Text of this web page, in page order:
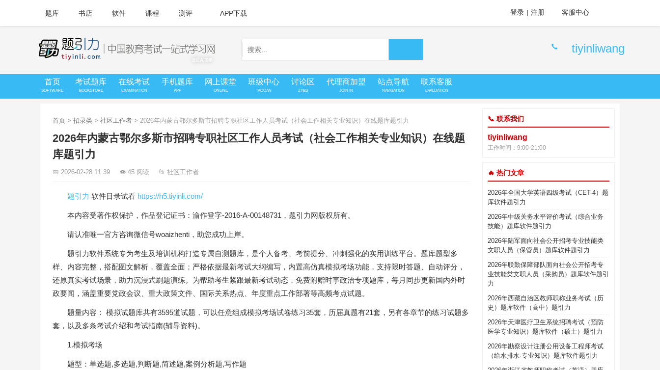
题库 书店 软件 课程 测评 APP下载 登录 | 注册 客服中心
tiyinliwang
首页
SOFTWARE
考试题库
BOOKSTORE
在线考试
EXAMINATION
手机题库
APP
网上课堂
ONLINE
班级中心
TAOCAN
讨论区
ZYBD
代理商加盟
JOIN IN
站点导航
NAVIGATION
联系客服
EVALUATION
首页 > 招录类 > 社区工作者 > 2026年内蒙古鄂尔多斯市招聘专职社区工作人员考试（社会工作相关专业知识）在线题库题引力
2026年内蒙古鄂尔多斯市招聘专职社区工作人员考试（社会工作相关专业知识）在线题
库题引力
📅 2026-02-28 11:39 👁 45 阅读 📂 社区工作者
题引力 软件目录试看 https://h5.tiyinli.com/
本内容受著作权保护，作品登记证书：渝作登字-2016-A-00148731，题引力网版权所有。
请认准唯一官方咨询微信号woaizhenti，助您成功上岸。
题引力软件系统专为考生及培训机构打造专属自测题库，是个人备考、考前提分、冲刺强化的实用训练平台。题库题型多
样、内容完整，搭配图文解析，覆盖全面；严格依据最新考试大纲编写，内置高仿真模拟考场功能，支持限时答题、自动评分，
还原真实考试场景，助力沉浸式刷题演练。为帮助考生紧跟最新考试动态，免费附赠时事政治专项题库，每月同步更新国内外时
政要闻，涵盖重要党政会议、重大政策文件、国际关系热点、年度重点工作部署等高频考点试题。
题量内容： 模拟试题库共有3595道试题，可以任意组成模拟考场试卷练习35套，历届真题有21套，另有各章节的练习试题多
套，以及多条考试介绍和考试指南(辅导资料)。
1.模拟考场
题型：单选题,多选题,判断题,简述题,案例分析题,写作题
📞 联系我们
tiyinliwang
工作时间：9:00-21:00
🔥 热门文章
2026年全国大学英语四级考试（CET-4）题
库软件题引力
2026年中级关务水平评价考试（综合业务
技能）题库软件题引力
2026年陆军面向社会公开招考专业技能类
文职人员（保管员）题库软件题引力
2026年联勤保障部队面向社会公开招考专
业技能类文职人员（采购员）题库软件题引
力
2026年西藏自治区教师职称业务考试（历
史）题库软件（高中）题引力
2026年天津医疗卫生系统招聘考试（预防
医学专业知识）题库软件（硕士）题引力
2026年勘察设计注册公用设备工程师考试
（给水排水·专业知识）题库软件题引力